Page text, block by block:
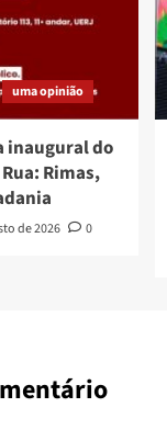
uma opinião
inaugural do
Rimas,
de 2026 0